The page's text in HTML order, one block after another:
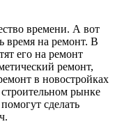
времени. А вот
время на ремонт. В
его на ремонт
ремонт,
в новостройках
рынке
сделать